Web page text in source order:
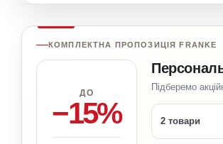
КОМПЛЕКТНА ПРОПОЗИЦІЯ FRANKE
ДО
−15%
Підберемо
2 товари